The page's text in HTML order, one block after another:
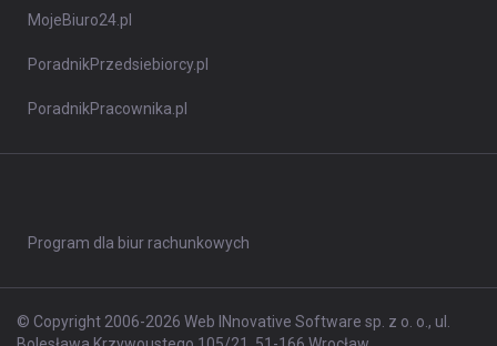
MojeBiuro24.pl
PoradnikPrzedsiebiorcy.pl
PoradnikPracownika.pl
Program dla biur rachunkowych
© Copyright 2006-2026 Web INnovative Software sp. z o. o., ul.